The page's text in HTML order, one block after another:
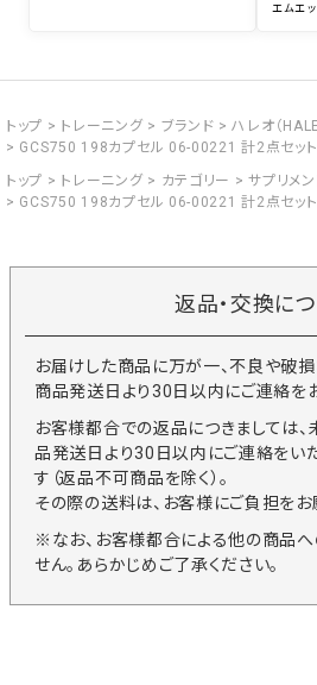
エムエ
トップ トレーニング ブランド
ハレオ（
GCS750 198カプセル 06-00221 計2点セット
トップ
トレーニング カテゴリー
サプリメン
GCS750 198カプセル 06-00221 計2点セット
返品・交換に
お届けした商品に万が一、不良や破損
商品発送日より30日以内にご連絡を
お客様都合での返品につきましては、
品発送日より30日以内にご連絡をい
す（返品不可商品を除く）。
その際の送料は、お客様にご負担をお
※なお、お客様都合による他の商品へ
せん。あらかじめご了承ください。